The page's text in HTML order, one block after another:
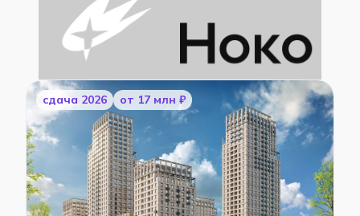
cдача 2026 от 17 млн ₽